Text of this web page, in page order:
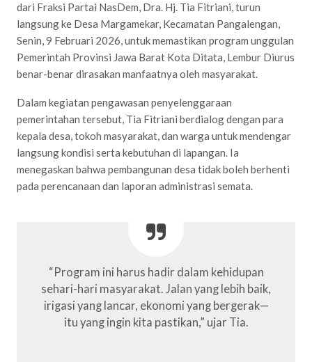
dari Fraksi Partai NasDem, Dra. Hj. Tia Fitriani, turun
langsung ke Desa Margamekar, Kecamatan Pangalengan,
Senin, 9 Februari 2026, untuk memastikan program unggulan
Pemerintah Provinsi Jawa Barat Kota Ditata, Lembur Diurus
benar-benar dirasakan manfaatnya oleh masyarakat.
Dalam kegiatan pengawasan penyelenggaraan
pemerintahan tersebut, Tia Fitriani berdialog dengan para
kepala desa, tokoh masyarakat, dan warga untuk mendengar
langsung kondisi serta kebutuhan di lapangan. Ia
menegaskan bahwa pembangunan desa tidak boleh berhenti
pada perencanaan dan laporan administrasi semata.
“Program ini harus hadir dalam kehidupan
sehari-hari masyarakat. Jalan yang lebih baik,
irigasi yang lancar, ekonomi yang bergerak—
itu yang ingin kita pastikan,” ujar Tia.